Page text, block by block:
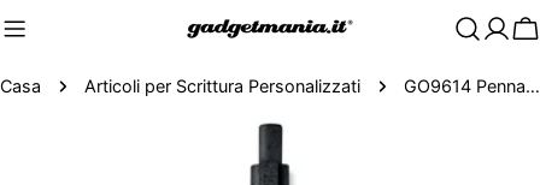
Casa Articoli per Scrittura Personalizzati GO9614 Penna di paglia di grano